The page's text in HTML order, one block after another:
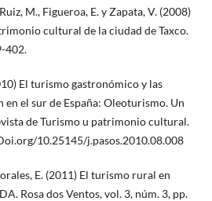
M., Figueroa, E. y Zapata, V. (2008)
cultural de la ciudad de Taxco.
402.
El turismo gastronómico y las
el sur de España: Oleoturismo. Un
de Turismo u patrimonio cultural.
10.25145/j.pasos.2010.08.008
E. (2011) El turismo rural en
Rosa dos Ventos, vol. 3, núm. 3, pp.